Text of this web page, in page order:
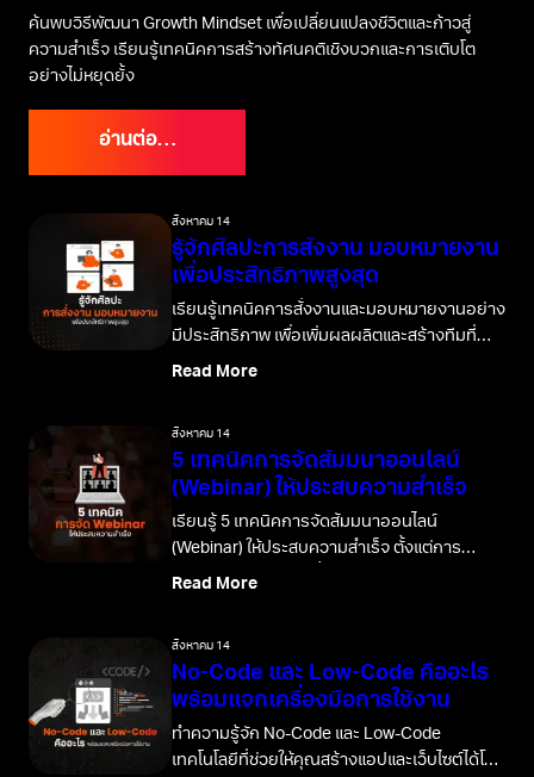
ค้นพบวิธีพัฒนา Growth Mindset เพื่อเปลี่ยนแปลงชีวิตและก้าวสู่
ความสำเร็จ เรียนรู้เทคนิคการสร้างทัศนคติเชิงบวกและการเติบโต
อย่างไม่หยุดยั้ง
อ่านต่อ…
สิงหาคม 14
รู้จักศิลปะการสั่งงาน มอบหมายงาน
เพื่อประสิทธิภาพสูงสุด
เรียนรู้เทคนิคการสั่งงานและมอบหมายงานอย่าง
มีประสิทธิภาพ เพื่อเพิ่มผลผลิตและสร้างทีมที่
แข็งแกร่ง พร้อมตัวอย่างและวิธีปฏิบัติ
Read More
สิงหาคม 14
5 เทคนิคการจัดสัมมนาออนไลน์
(Webinar) ให้ประสบความสำเร็จ
เรียนรู้ 5 เทคนิคการจัดสัมมนาออนไลน์
(Webinar) ให้ประสบความสำเร็จ ตั้งแต่การ
วางแผน การเตรียมเนื้อหา ไปจนถึงการสร้าง
Read More
สิงหาคม 14
No-Code และ Low-Code คืออะไร
พร้อมแจกเครื่องมือการใช้งาน
ทำความรู้จัก No-Code และ Low-Code
เทคโนโลยีที่ช่วยให้คุณสร้างแอปและเว็บไซต์ได้โดย